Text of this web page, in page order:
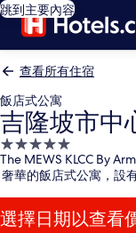
跳到主要內容
查看所有住宿
飯店式公寓
吉隆坡市中
5.0
星
級
住
宿
The MEWS KLCC By
奢華的飯店式公寓，設
選擇日期以查看